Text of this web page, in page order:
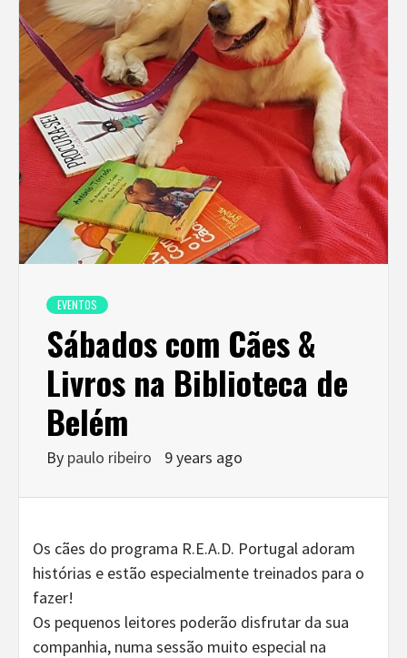
EVENTOS
Sábados com Cães &
Livros na Biblioteca de
Belém
By paulo ribeiro 9 years ago
Os cães do programa R.E.A.D. Portugal adoram
histórias e estão especialmente treinados para o
fazer!
Os pequenos leitores poderão disfrutar da sua
companhia, numa sessão muito especial na